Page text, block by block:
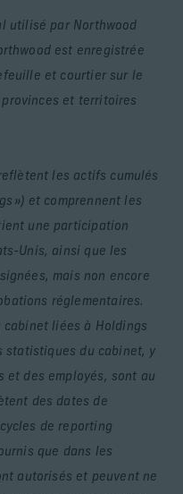
utilisé par Northwood
est enregistrée
et courtier sur le
et territoires
les actifs cumulés
») et comprennent les
une participation
Unis, ainsi que les
mais non encore
réglementaires.
liées à Holdings
statistiques du cabinet, y
et des employés, sont au
des dates de
de reporting
que dans les
autorisés et peuvent ne